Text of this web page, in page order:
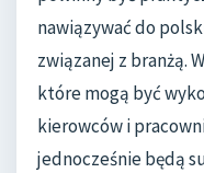
nawiązywać do
związanej z branżą.
które mogą być
kierowców i
jednocześnie będą